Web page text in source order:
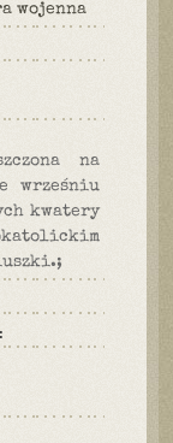
wojenna
na
wrześniu
kwatery